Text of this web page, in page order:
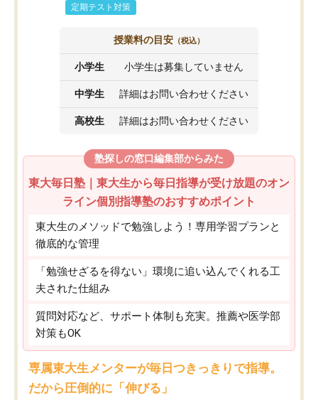
定期テスト対策
授業料の目安 （税込）
小学生 小学生は募集していません
中学生 詳細はお問い合わせください
高校生 詳細はお問い合わせください
塾探しの窓口編集部からみた
東大毎日塾｜東大生から毎日指導が受け放題のオン
ライン個別指導塾のおすすめポイント
東大生のメソッドで勉強しよう！専用学習プランと
徹底的な管理
「勉強せざるを得ない」環境に追い込んでくれる工
夫された仕組み
質問対応など、サポート体制も充実。推薦や医学部
対策もOK
専属東大生メンターが毎日つきっきりで指導。
だから圧倒的に「伸びる」